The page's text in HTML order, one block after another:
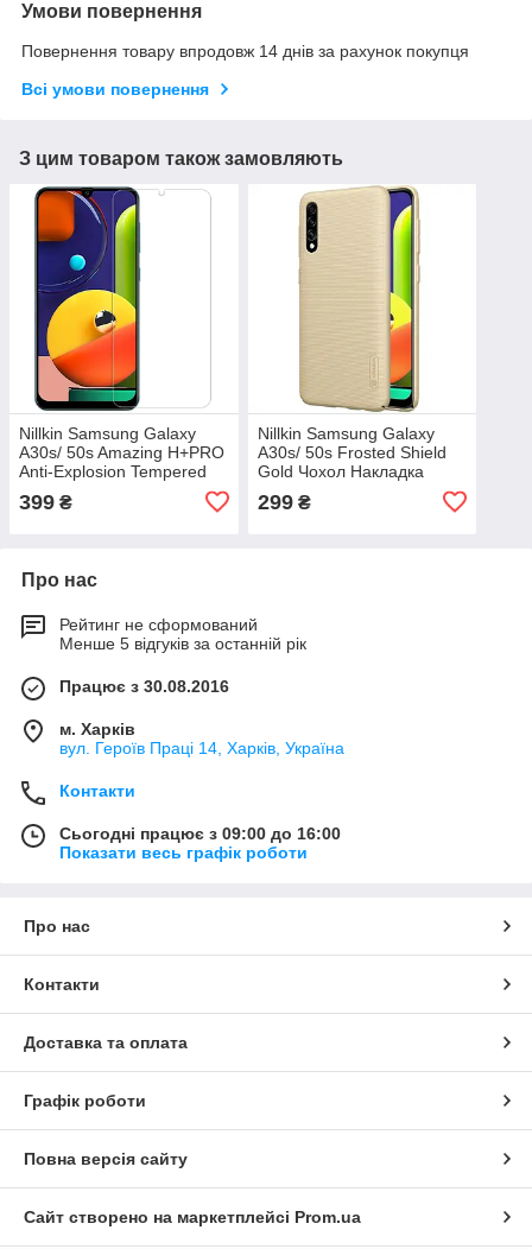
Умови повернення
Повернення товару впродовж 14 днів за рахунок покупця
Всі умови повернення
З цим товаром також замовляють
Nillkin Samsung Galaxy
A30s/ 50s Amazing H+PRO
Anti-Explosion Tempered
399 ₴
Nillkin Samsung Galaxy
A30s/ 50s Frosted Shield
Gold Чохол Накладка
299₴
Про нас
Рейтинг не сформований
Менше 5 відгуків за останній рік
Працює з 30.08.2016
м. Харків
вул. Героїв Праці 14, Харків, Україна
Контакти
Сьогодні працює з 09:00 до 16:00
Показати весь графік роботи
Про нас
Контакти
Доставка та оплата
Графік роботи
Повна версія сайту
Сайт створено на маркетплейсі Prom.ua